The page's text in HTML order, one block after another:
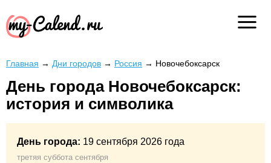
Главная → Дни городов → Россия → Новочебоксарск
День города Новочебоксарск:
история и символика
День города: 19 сентября 2026 года
третяя суббота сентября